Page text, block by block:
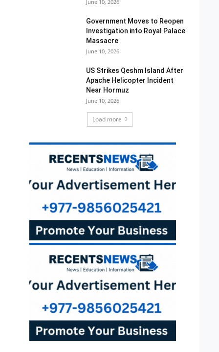
June 10, 2026
Government Moves to Reopen
Investigation into Royal Palace
Massacre
June 10, 2026
US Strikes Qeshm Island After
Apache Helicopter Incident
Near Hormuz
June 10, 2026
Load more